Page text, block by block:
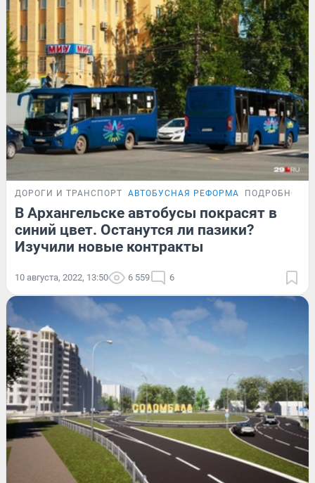
ДОРОГИ И ТРАНСПОРТ АВТОБУСНАЯ РЕФОРМА
В Архангельске автобусы покрасят в
синий цвет. Останутся ли пазики?
Изучили новые контракты
10 августа, 2022, 13:50 6 559 6